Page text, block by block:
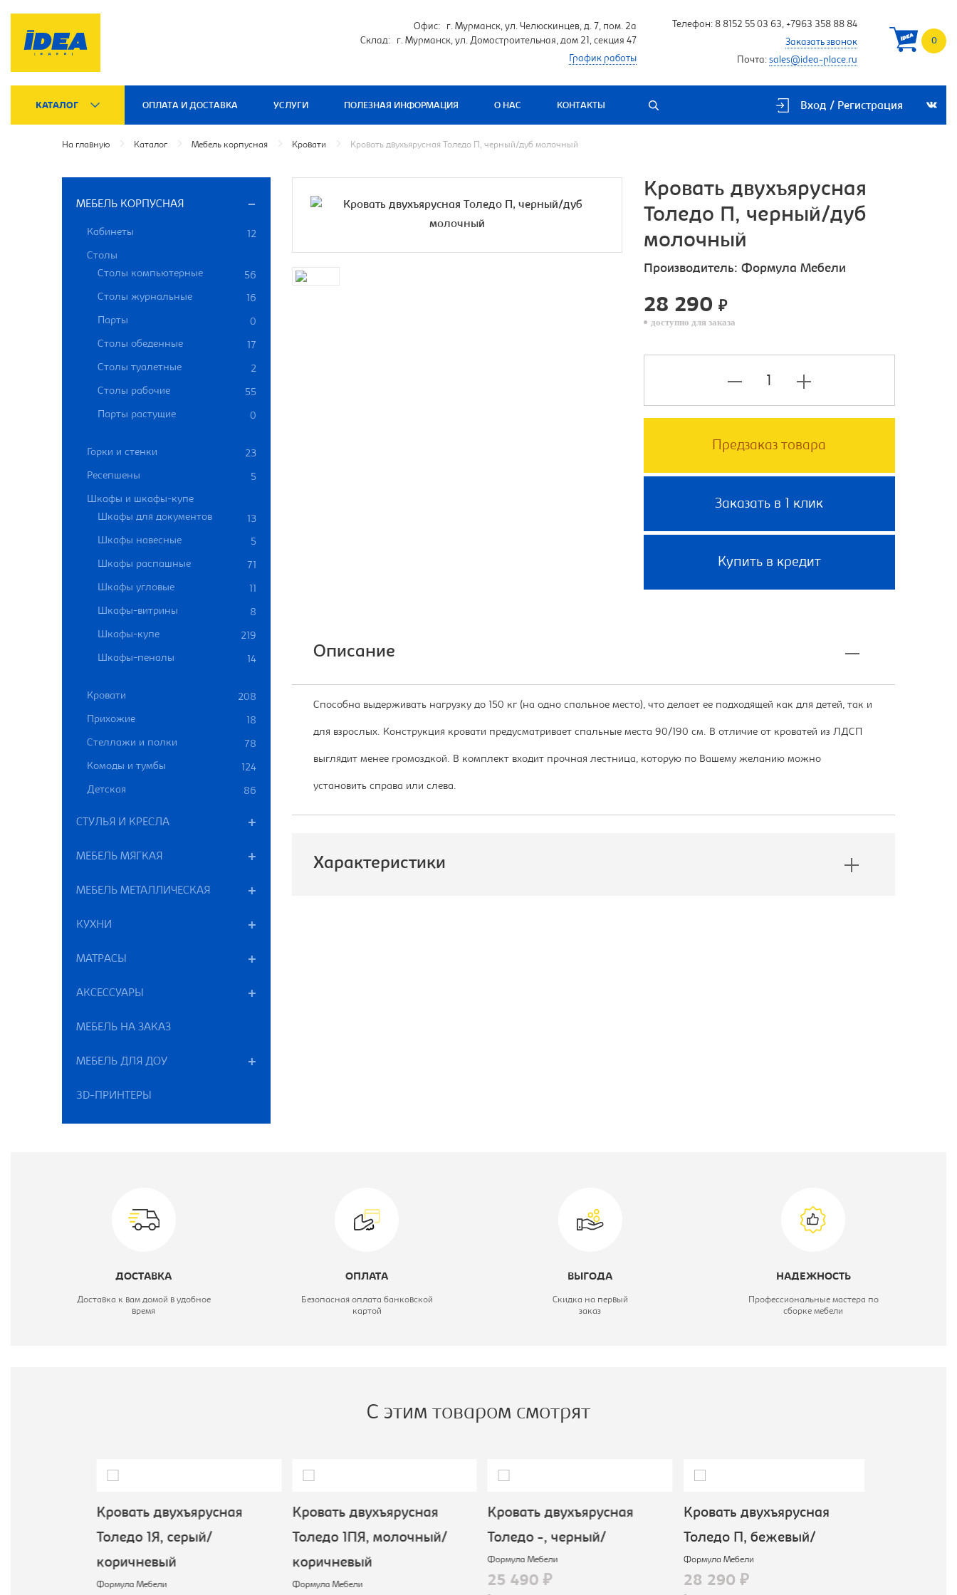
Офис: г. Мурманск, ул. Челюскинцев, д. 7, пом. 2а
Склад: г. Мурманск, ул. Домостроительная, дом 21, секция 47
График работы
Телефон: 8 8152 55 03 63, +7963 358 88 84
Заказать звонок
Почта: sales@idea-place.ru
0
КАТАЛОГ ОПЛАТА И ДОСТАВКА УСЛУГИ ПОЛЕЗНАЯ ИНФОРМАЦИЯ О НАС КОНТАКТЫ Вход / Регистрация
На главную Каталог Мебель корпусная Кровати Кровать двухъярусная Толедо П, черный/дуб молочный
МЕБЕЛЬ КОРПУСНАЯ
Кабинеты
12
Столы
Столы компьютерные
56
Столы журнальные
16
Парты 0
Столы обеденные 17
Столы туалетные 2
Столы рабочие 55
Парты растущие 0
Горки и стенки 23
Ресепшены 5
Шкафы и шкафы-купе
Шкафы для документов
13
Шкафы навесные
5
Шкафы распашные 71
Шкафы угловые 11
Шкафы-витрины 8
Шкафы-купе 219
Шкафы-пеналы 14
Кровати 208
Прихожие 18
Стеллажи и полки 78
Комоды и тумбы 124
Детская 86
СТУЛЬЯ И КРЕСЛА
МЕБЕЛЬ МЯГКАЯ
МЕБЕЛЬ МЕТАЛЛИЧЕСКАЯ
КУХНИ
МАТРАСЫ
АКСЕССУАРЫ
МЕБЕЛЬ НА ЗАКАЗ
МЕБЕЛЬ ДЛЯ ДОУ
3D-ПРИНТЕРЫ
Кровать двухъярусная
Толедо П, черный/дуб
молочный
Производитель: Формула Мебели
28 290 ₽
доступно для заказа
Предзаказ товара
Заказать в 1 клик
Купить в кредит
Описание
Способна выдерживать нагрузку до 150 кг (на одно спальное место), что делает ее подходящей как для детей, так и
для взрослых. Конструкция кровати предусматривает спальные места 90/190 см. В отличие от кроватей из ЛДСП
выглядит менее громоздкой. В комплект входит прочная лестница, которую по Вашему желанию можно
установить справа или слева.
Характеристики
Модель:
ДОСТАВКА
Доставка к вам домой в удобное
время
ОПЛАТА
Безопасная оплата банковской
картой
ВЫГОДА
Скидка на первый
заказ
НАДЕЖНОСТЬ
Профессиональные мастера по
сборке мебели
С этим товаром смотрят
Кровать двухъярусная
Толедо 1Я, серый/
коричневый
Формула Мебели
Кровать двухъярусная
Толедо 1ПЯ, молочный/
коричневый
Формула Мебели
Кровать двухъярусная
Толедо -, черный/
Формула Мебели
25 490 ₽
Кровать двухъярусная
Толедо П, бежевый/
Формула Мебели
28 290 ₽